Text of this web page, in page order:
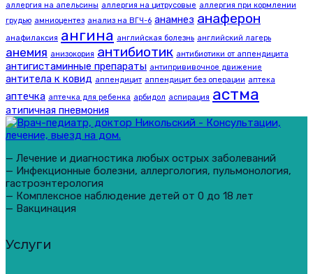
аллергия на апельсины аллергия на цитрусовые аллергия при кормлении
грудью амниоцентез анализ на ВГЧ-6 анамнез анаферон
анафилаксия ангина английская болезнь английский лагерь
анемия анизокория антибиотик антибиотики от аппендицита
антигистаминные препараты антипрививочное движение
антитела к ковид аппендицит аппендицит без операции аптека
аптечка аптечка для ребенка арбидол аспирация астма
атипичная пневмония
— Лечение и диагностика любых острых заболеваний
— Инфекционные болезни, аллергология, пульмонология,
гастроэнтерология
— Комплексное наблюдение детей от 0 до 18 лет
— Вакцинация
Услуги